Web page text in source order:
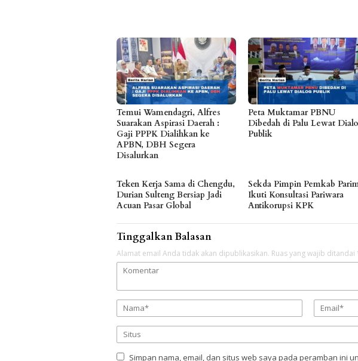
Temui Wamendagri, Alfres
Suarakan Aspirasi Daerah :
Gaji PPPK Dialihkan ke
APBN, DBH Segera
Disalurkan
Peta Muktamar PBNU
Dibedah di Palu Lewat
Publik
Teken Kerja Sama di Chengdu,
Durian Sulteng Bersiap Jadi
Acuan Pasar Global
Sekda Pimpin Pemkab
Ikuti Konsultasi Pariwara
Antikorupsi KPK
Tinggalkan Balasan
Alamat email Anda tidak akan dipublikasikan. Ruas yang wajib ditandai
Simpan nama, email, dan situs web saya pada peramban ini